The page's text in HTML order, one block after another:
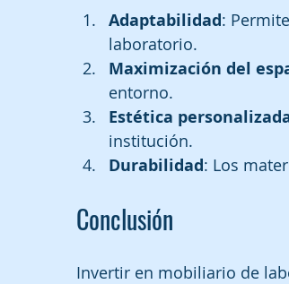
Adaptabilidad:
laboratorio.
Maximización del
entorno.
Estética
institución.
Durabilidad: Los
Conclusión
Invertir en mobiliario de